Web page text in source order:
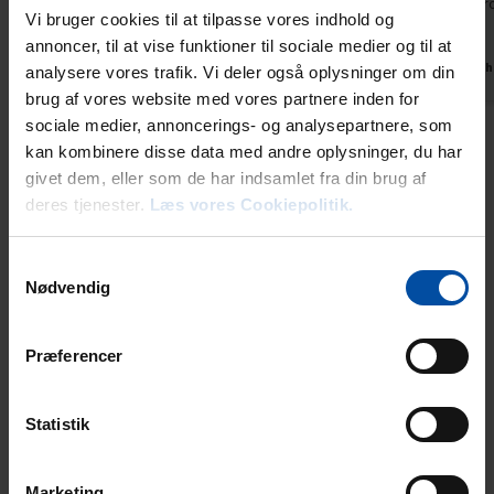
Vi bruger cookies til at tilpasse vores indhold og
annoncer, til at vise funktioner til sociale medier og til at
analysere vores trafik. Vi deler også oplysninger om din
brug af vores website med vores partnere inden for
sociale medier, annoncerings- og analysepartnere, som
kan kombinere disse data med andre oplysninger, du har
givet dem, eller som de har indsamlet fra din brug af
deres tjenester. Læs vores Cookiepolitik.
Nødvendig
Præferencer
Statistik
Mietinformationen
Ankunft
Der Schlüssel kann am Anreisetag im Büro in Ebeltoft ab 15 Uhr
Kommen Sie außerhalb unserer Öffnungszeiten, erhalten Sie
Ihre Schlüssel in einer Schlüsselbox an unserem Büro. Den